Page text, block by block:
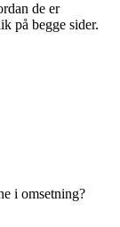
de er
på begge sider.
i omsetning?